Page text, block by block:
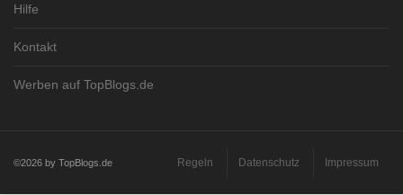
Hilfe
Kontakt
Werben auf TopBlogs.de
©2026 by TopBlogs.de Regeln Datenschutz Impressum